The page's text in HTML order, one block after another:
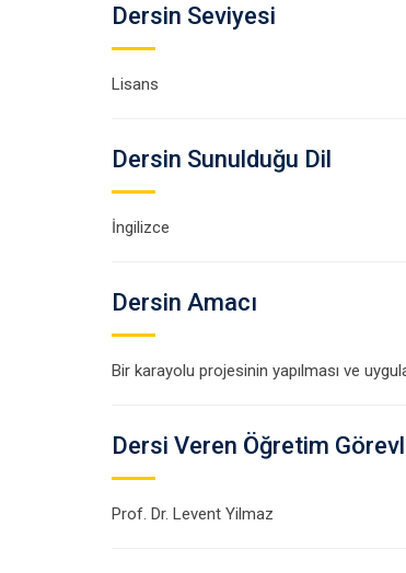
Dersin Seviyesi
Lisans
Dersin Sunulduğu Dil
İngilizce
Dersin Amacı
Bir karayolu projesinin yapılması ve
Dersi Veren Öğretim
Prof. Dr. Levent Yilmaz